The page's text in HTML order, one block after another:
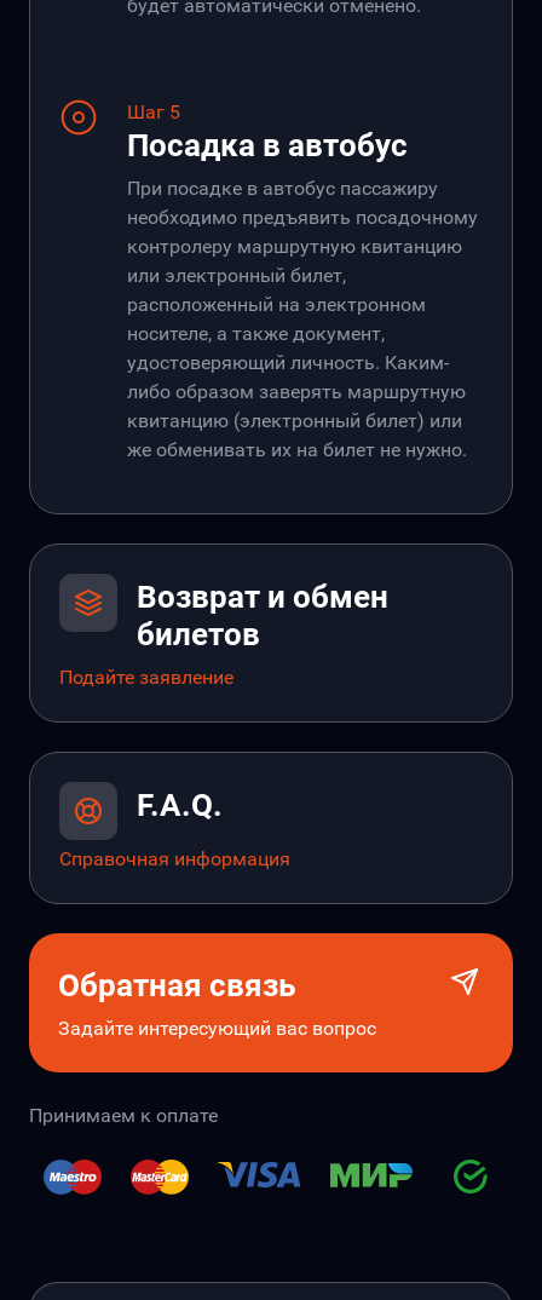
будет автоматически отменено.
Шаг 5
Посадка в автобус
При посадке в автобус пассажиру
необходимо предъявить посадочному
контролеру маршрутную квитанцию
или электронный билет,
расположенный на электронном
носителе, а также документ,
удостоверяющий личность. Каким-
либо образом заверять маршрутную
квитанцию (электронный билет) или
же обменивать их на билет не нужно.
Возврат и обмен
билетов
Подайте заявление
F.A.Q.
Справочная информация
Обратная связь
Задайте интересующий вас вопрос
Принимаем к оплате